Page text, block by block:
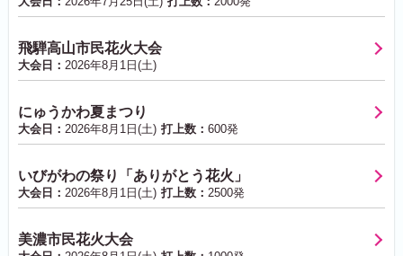
飛騨高山市民花火大会
大会日： 2026年8月1日(土)
にゅうかわ夏まつり
大会日： 2026年8月1日(土) 打上数： 600発
いびがわの祭り「ありがとう花火」
大会日： 2026年8月1日(土) 打上数： 2500発
美濃市民花火大会